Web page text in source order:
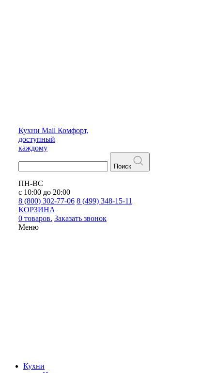
Кухни Mall Комфорт,
доступный
каждому
Поиск
ПН-ВС
с 10:00 до 20:00
8 (800) 302-77-06 8 (499) 348-15-11
КОРЗИНА
0 товаров. Заказать звонок
Меню
Кухни